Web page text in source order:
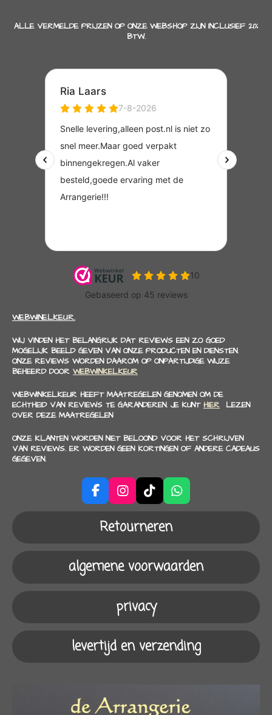
ALLE VERMELDE PRIJZEN OP ONZE WEBSHOP ZIJN INCLUSIEF 21%
BTW.
WEBWINELKEUR.
WIJ VINDEN HET BELANGRIJK DAT REVIEWS EEN ZO GOED
MOGELIJK BEELD GEVEN VAN ONZE PRODUCTEN EN DIENSTEN.
ONZE REVIEWS WORDEN DAAROM OP ONPARTIJDIGE WIJZE
BEHEERD DOOR WEBWINKELKEUR
WEBWINKELKEUR HEEFT MAATREGELEN GENOMEN OM DE
ECHTHEID VAN REVIEWS TE GARANDEREN. JE KUNT HIER LEZEN
OVER DEZE MAATREGELEN
ONZE KLANTEN WORDEN NIET BELOOND VOOR HET SCHRIJVEN
VAN REVIEWS. ER WORDEN GEEN KORTINGEN OF ANDERE CADEAUS
GEGEVEN.
F
a
b
o
k
I
n
s
t
a
r
a
m
T
i
k
T
o
W
h
s
p
p
Retourneren
algemene voorwaarden
privacy
levertijd en verzending